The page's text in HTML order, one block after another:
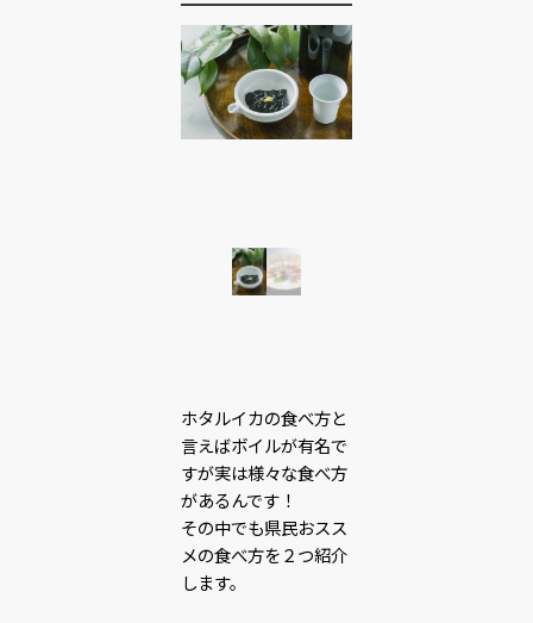
ホタルイカの食べ方と
言えばボイルが有名で
すが実は様々な食べ方
があるんです！
その中でも県民おスス
メの食べ方を２つ紹介
します。